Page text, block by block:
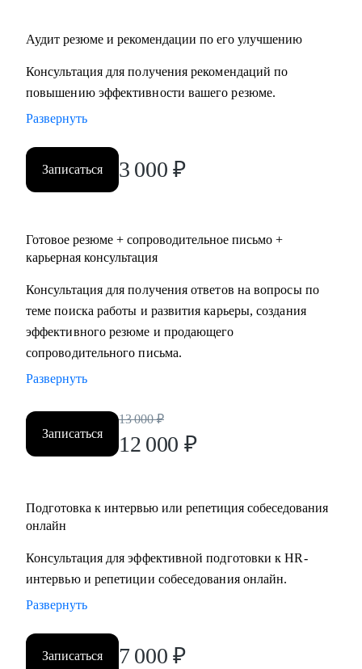
Аудит резюме и рекомендации по его улучшению
Консультация для получения рекомендаций по
повышению эффективности вашего резюме.
Развернуть
Записаться 3 000 ₽
Готовое резюме + сопроводительное письмо +
карьерная консультация
Консультация для получения ответов на вопросы по
теме поиска работы и развития карьеры, создания
эффективного резюме и продающего
сопроводительного письма.
Развернуть
Записаться
13 000 ₽
12 000 ₽
Подготовка к интервью или репетиция собеседования
онлайн
Консультация для эффективной подготовки к HR-
интервью и репетиции собеседования онлайн.
Развернуть
Записаться 7 000 ₽